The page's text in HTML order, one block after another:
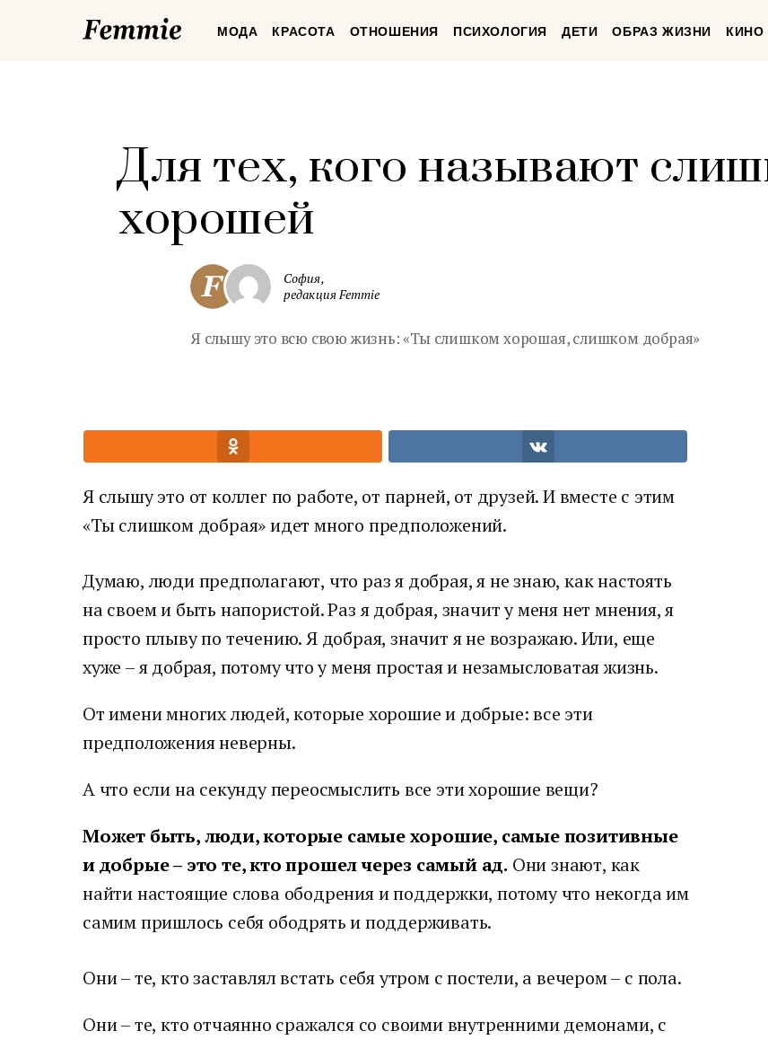
FemmieМОДА КРАСОТА ОТНОШЕНИЯ ПСИХОЛОГИЯ ДЕТИ ОБРАЗ ЖИЗНИ КИНО
Для тех, кого называют
хорошей
София,
редакция Femmie
Я слышу это всю свою жизнь: «Ты слишком хорошая, слишком добрая»
Я слышу это от коллег по работе, от парней, от друзей. И вместе с этим
«Ты слишком добрая» идет много предположений.
Думаю, люди предполагают, что раз я добрая, я не знаю, как настоять
на своем и быть напористой. Раз я добрая, значит у меня нет мнения, я
просто плыву по течению. Я добрая, значит я не возражаю. Или, еще
хуже – я добрая, потому что у меня простая и незамысловатая жизнь.
От имени многих людей, которые хорошие и добрые: все эти
предположения неверны.
А что если на секунду переосмыслить все эти хорошие вещи?
Может быть, люди, которые самые хорошие, самые позитивные
и добрые – это те, кто прошел через самый ад. Они знают, как
найти настоящие слова ободрения и поддержки, потому что некогда им
самим пришлось себя ободрять и поддерживать.
Они – те, кто заставлял встать себя утром с постели, а вечером – с пола.
Они – те, кто отчаянно сражался со своими внутренними демонами, с